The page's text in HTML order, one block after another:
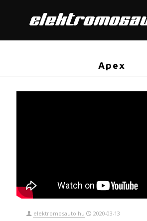
Apex
elektromosauto.hu 2020-03-13